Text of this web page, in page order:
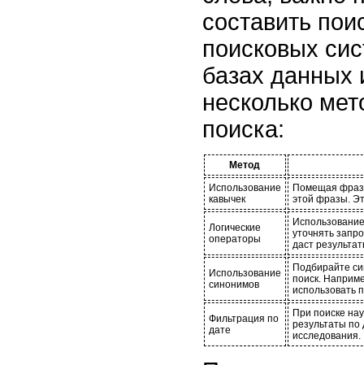
составить
поисковых
базах данных
несколько
поиска:
Метод
Использование
кавычек
Помещая
этой фразы.
Логические
операторы
уточнять
даст
Использование
синонимов
Подбирайте
поиск.
использовать
Фильтрация по
дате
При поиске
результаты по
исследования.